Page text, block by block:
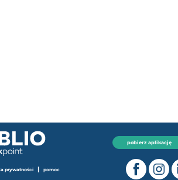
pobierz aplikację
prywatności | pomoc